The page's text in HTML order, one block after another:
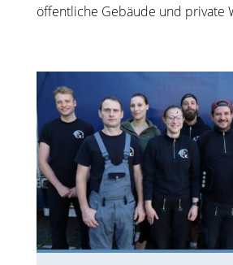
öffentliche Gebäude und private